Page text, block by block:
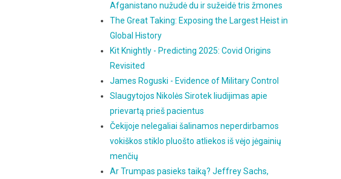
Afganistano nužudė du ir sužeidė tris žmones
The Great Taking: Exposing the Largest Heist in
Global History
Kit Knightly - Predicting 2025: Covid Origins
Revisited
James Roguski - Evidence of Military Control
Slaugytojos Nikolės Sirotek liudijimas apie
prievartą prieš pacientus
Čekijoje nelegaliai šalinamos neperdirbamos
vokiškos stiklo pluošto atliekos iš vėjo jėgainių
menčių
Ar Trumpas pasieks taiką? Jeffrey Sachs,